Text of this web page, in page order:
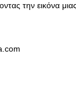
την εικόνα